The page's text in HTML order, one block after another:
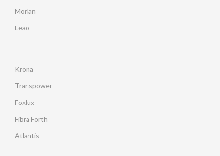
Morlan
Leão
Krona
Transpower
Foxlux
Fibra Forth
Atlantis